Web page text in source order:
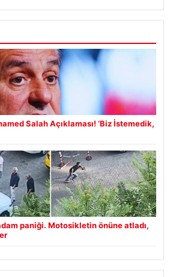
Salah Açıklaması! ‘Biz İstemedik,
paniği. Motosikletin önüne atladı,